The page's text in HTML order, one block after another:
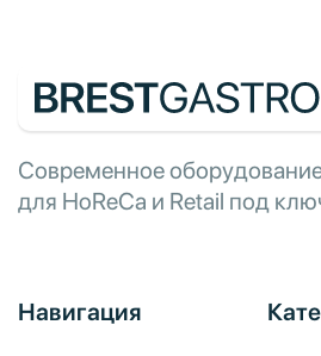
Современное
для HoReCa и Retail под
Навигация